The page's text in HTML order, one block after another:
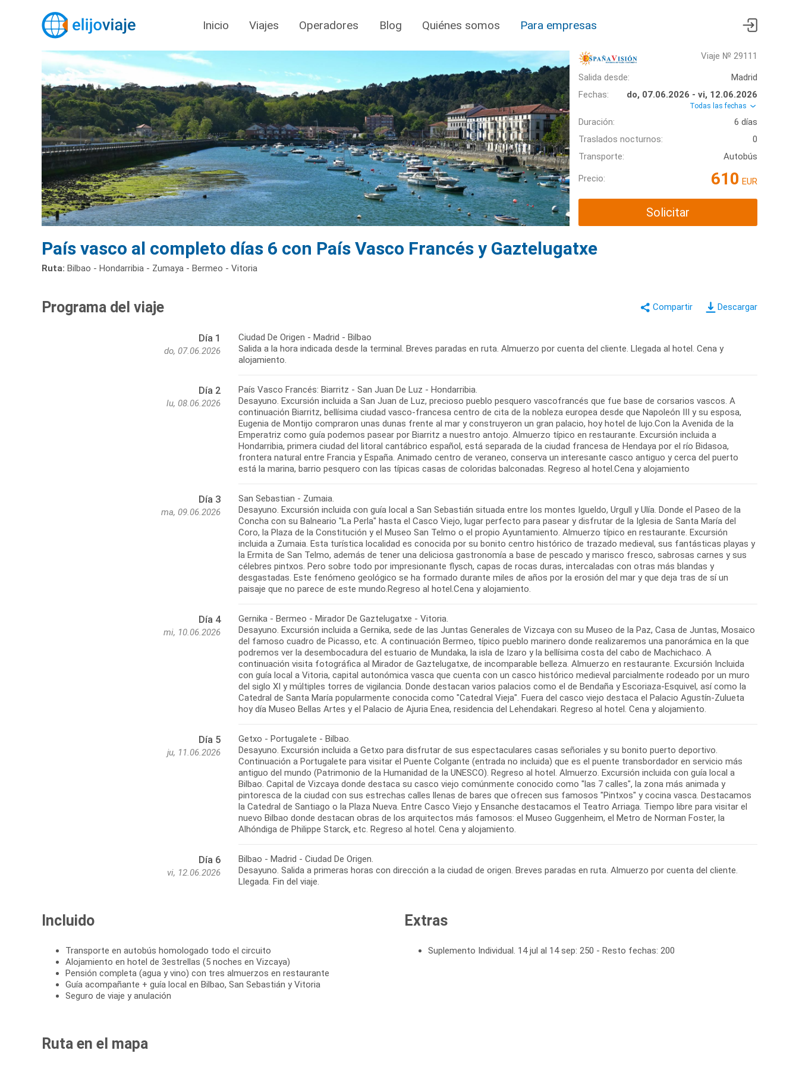
Inicio Viajes Operadores Blog Quiénes somos Para empresas
Viaje № 29111
Salida desde:
Madrid
Fechas:
do, 07.06.2026 - vi, 12.06.2026
Todas las fechas
Duración:
6 días
Traslados nocturnos:
0
Transporte:
Autobús
Precio: 610 EUR
Solicitar
País vasco al completo días 6 con País Vasco Francés y Gaztelugatxe
Ruta: Bilbao - Hondarribia - Zumaya - Bermeo - Vitoria
Descargar
Programa del viaje
Día 1
do, 07.06.2026
Ciudad De Origen - Madrid - Bilbao
Salida a la hora indicada desde la terminal. Breves paradas en ruta. Almuerzo por cuenta del cliente. Llegada al hotel. Cena y
alojamiento.
Día 2
lu, 08.06.2026
País Vasco Francés: Biarritz - San Juan De Luz - Hondarribia.
Desayuno. Excursión incluida a San Juan de Luz, precioso pueblo pesquero vascofrancés que fue base de corsarios vascos. A
continuación Biarritz, bellísima ciudad vasco-francesa centro de cita de la nobleza europea desde que Napoleón III y su esposa,
Eugenia de Montijo compraron unas dunas frente al mar y construyeron un gran palacio, hoy hotel de lujo.Con la Avenida de la
Emperatriz como guía podemos pasear por Biarritz a nuestro antojo. Almuerzo típico en restaurante. Excursión incluida a
Hondarribia, primera ciudad del litoral cantábrico español, está separada de la ciudad francesa de Hendaya por el río Bidasoa,
frontera natural entre Francia y España. Animado centro de veraneo, conserva un interesante casco antiguo y cerca del puerto
Día 3
ma, 09.06.2026
San Sebastian - Zumaia.
Desayuno. Excursión incluida con guía local a San Sebastián situada entre los montes Igueldo, Urgull y Ulía. Donde el Paseo de la
Concha con su Balneario "La Perla" hasta el Casco Viejo, lugar perfecto para pasear y disfrutar de la Iglesia de Santa María del
Coro, la Plaza de la Constitución y el Museo San Telmo o el propio Ayuntamiento. Almuerzo típico en restaurante. Excursión
incluida a Zumaia. Esta turística localidad es conocida por su bonito centro histórico de trazado medieval, sus fantásticas playas y
la Ermita de San Telmo, además de tener una deliciosa gastronomía a base de pescado y marisco fresco, sabrosas carnes y sus
célebres pintxos. Pero sobre todo por impresionante flysch, capas de rocas duras, intercaladas con otras más blandas y
desgastadas. Este fenómeno geológico se ha formado durante miles de años por la erosión del mar y que deja tras de sí un
Día 4
mi, 10.06.2026
Gernika - Bermeo - Mirador De Gaztelugatxe - Vitoria.
Desayuno. Excursión incluida a Gernika, sede de las Juntas Generales de Vizcaya con su Museo de la Paz, Casa de Juntas, Mosaico
del famoso cuadro de Picasso, etc. A continuación Bermeo, típico pueblo marinero donde realizaremos una panorámica en la que
podremos ver la desembocadura del estuario de Mundaka, la isla de Izaro y la bellísima costa del cabo de Machichaco. A
continuación visita fotográfica al Mirador de Gaztelugatxe, de incomparable belleza. Almuerzo en restaurante. Excursión Incluida
con guía local a Vitoria, capital autonómica vasca que cuenta con un casco histórico medieval parcialmente rodeado por un muro
del siglo XI y múltiples torres de vigilancia. Donde destacan varios palacios como el de Bendaña y Escoriaza-Esquivel, así como la
Catedral de Santa María popularmente conocida como "Catedral Vieja". Fuera del casco viejo destaca el Palacio Agustín-Zulueta
Día 5
ju, 11.06.2026
Getxo - Portugalete - Bilbao.
Desayuno. Excursión incluida a Getxo para disfrutar de sus espectaculares casas señoriales y su bonito puerto deportivo.
Continuación a Portugalete para visitar el Puente Colgante (entrada no incluida) que es el puente transbordador en servicio más
antiguo del mundo (Patrimonio de la Humanidad de la UNESCO). Regreso al hotel. Almuerzo. Excursión incluida con guía local a
Bilbao. Capital de Vizcaya donde destaca su casco viejo comúnmente conocido como "las 7 calles", la zona más animada y
pintoresca de la ciudad con sus estrechas calles llenas de bares que ofrecen sus famosos "Pintxos" y cocina vasca. Destacamos
la Catedral de Santiago o la Plaza Nueva. Entre Casco Viejo y Ensanche destacamos el Teatro Arriaga. Tiempo libre para visitar el
nuevo Bilbao donde destacan obras de los arquitectos más famosos: el Museo Guggenheim, el Metro de Norman Foster, la
Día 6
vi, 12.06.2026
Bilbao - Madrid - Ciudad De Origen.
Desayuno. Salida a primeras horas con dirección a la ciudad de origen. Breves paradas en ruta. Almuerzo por cuenta del cliente.
Llegada. Fin del viaje.
Incluido
Transporte en autobús homologado todo el circuito
Alojamiento en hotel de 3estrellas (5 noches en Vizcaya)
Pensión completa (agua y vino) con tres almuerzos en restaurante
Guía acompañante + guía local en Bilbao, San Sebastián y Vitoria
Seguro de viaje y anulación
Extras
Suplemento Individual. 14 jul al 14 sep: 250 - Resto fechas: 200
Ruta en el mapa